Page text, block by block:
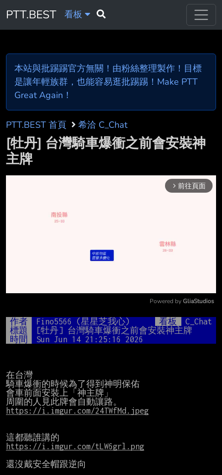
PTT.BEST 看板
本站與批踢踢官方無關！由粉絲整理製作！目標
是讓年輕族群，也能容易逛批踢踢！Make PTT
Great Again！
PTT.BEST 首頁 希洽 C_Chat
[牡丹] 台灣騎車爆衝之前會安裝神
主牌
arrow_forward_ios 前往頁面
Mute
Powered by GliaStudios
作者 Fino5566 (星星芝我心) 看板
C_Chat
標題
[牡丹] 台灣騎車爆衝之前會安裝神主牌
時間
Sun Jun 14 21:25:16 2026
在台灣
騎車爆衝的時候為了得到神明保佑
會車前面安裝上「神主牌」
https://i.imgur.com/24TWfMd.jpeg
https://i.imgur.com/tLW6grl.png
還沒戴安全帽跟逆向